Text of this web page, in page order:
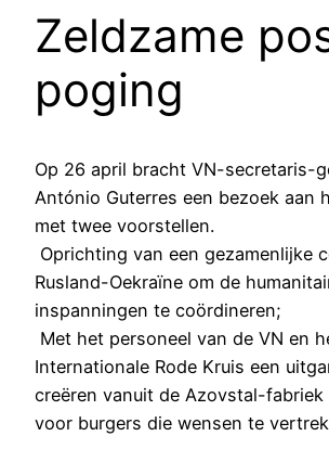
Zeldzame
poging
Op 26 april bracht VN-secretaris-
António Guterres een bezoek aan
met twee voorstellen.
Oprichting van een gezamenlijke
Rusland-Oekraïne om de
inspanningen te coördineren;
Met het personeel van de VN en
Internationale Rode Kruis een
creëren vanuit de Azovstal-fabriek
voor burgers die wensen te